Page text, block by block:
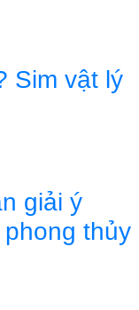
Sim vật lý
giải ý
thủy